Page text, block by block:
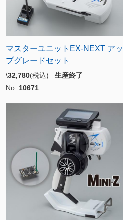
マスターユニットEX-NEXT アッ
プグレードセット
\32,780(税込) 生産終了
No. 10671